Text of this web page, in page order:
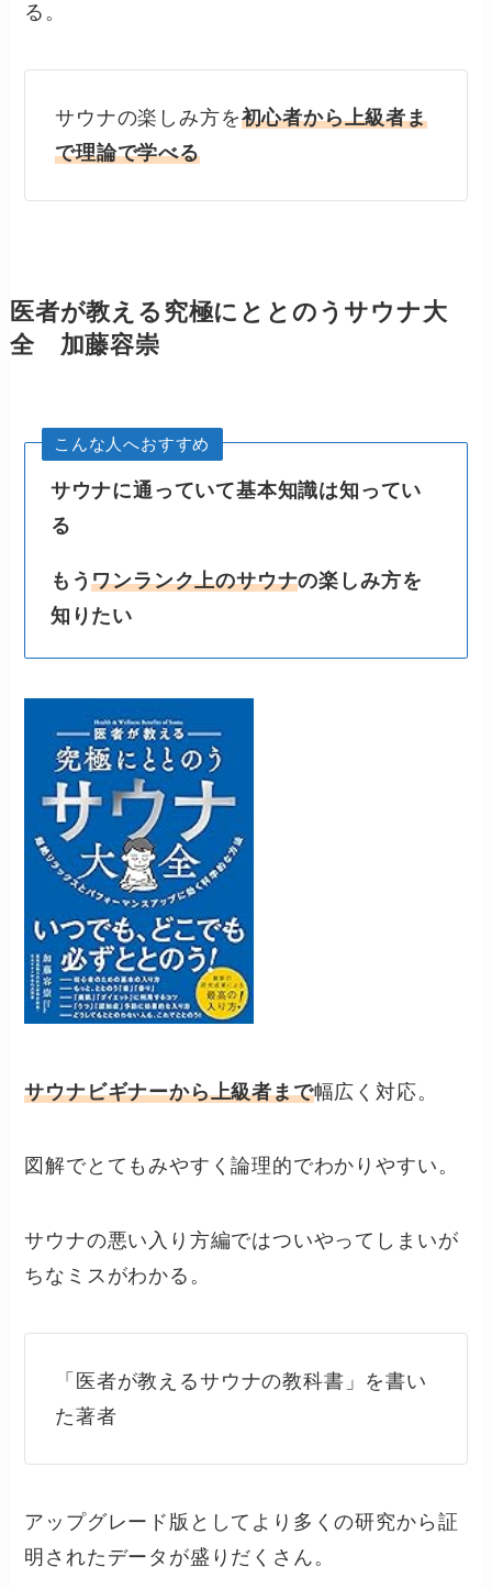
る。
サウナの楽しみ方を初心者から上級者ま
で理論で学べる
医者が教える究極にととのうサウナ大
全 加藤容崇
こんな人へおすすめ
サウナに通っていて基本知識は知ってい
る
もうワンランク上のサウナの楽しみ方を
知りたい
サウナビギナーから上級者まで幅広く対応。
図解でとてもみやすく論理的でわかりやすい。
サウナの悪い入り方編ではついやってしまいが
ちなミスがわかる。
「医者が教えるサウナの教科書」を書い
た著者
アップグレード版としてより多くの研究から証
明されたデータが盛りだくさん。